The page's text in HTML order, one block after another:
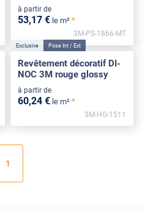
à partir de
53,17 € le m² *
3M-PS-1866-MT
Exclusive Pose Int / Ext
Revêtement décoratif DI-
NOC 3M rouge glossy
à partir de
60,24 € le m² *
3M-HG-1511
1